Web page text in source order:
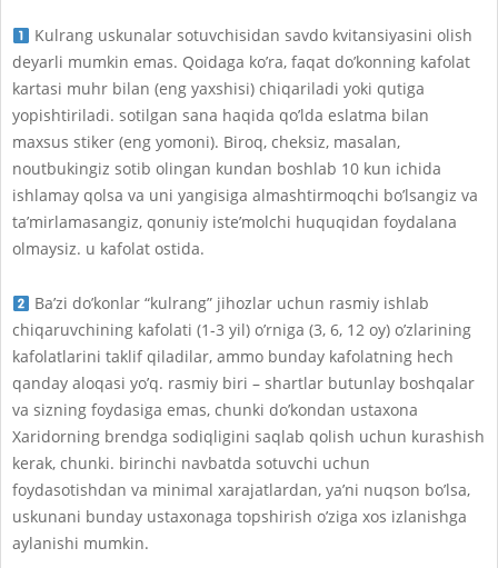
Kulrang uskunalar sotuvchisidan savdo kvitansiyasini olish
deyarli mumkin emas. Qoidaga ko’ra, faqat do’konning kafolat
kartasi muhr bilan (eng yaxshisi) chiqariladi yoki qutiga
yopishtiriladi. sotilgan sana haqida qo’lda eslatma bilan
maxsus stiker (eng yomoni). Biroq, cheksiz, masalan,
noutbukingiz sotib olingan kundan boshlab 10 kun ichida
ishlamay qolsa va uni yangisiga almashtirmoqchi bo’lsangiz va
ta’mirlamasangiz, qonuniy iste’molchi huquqidan foydalana
olmaysiz. u kafolat ostida.
Ba’zi do’konlar “kulrang” jihozlar uchun rasmiy ishlab
chiqaruvchining kafolati (1-3 yil) o’rniga (3, 6, 12 oy) o’zlarining
kafolatlarini taklif qiladilar, ammo bunday kafolatning hech
qanday aloqasi yo’q. rasmiy biri – shartlar butunlay boshqalar
va sizning foydasiga emas, chunki do’kondan ustaxona
Xaridorning brendga sodiqligini saqlab qolish uchun kurashish
kerak, chunki. birinchi navbatda sotuvchi uchun
foydasotishdan va minimal xarajatlardan, ya’ni nuqson bo’lsa,
uskunani bunday ustaxonaga topshirish o’ziga xos izlanishga
aylanishi mumkin.